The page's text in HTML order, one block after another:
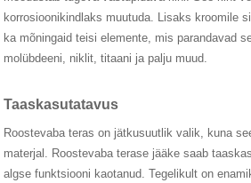
korrosioonikindlaks muutuda. Lisaks kroomile
ka mõningaid teisi elemente, mis parandavad
molübdeeni, niklit, titaani ja palju muud.
Taaskasutatavus
Roostevaba teras on jätkusuutlik valik, kuna
materjal. Roostevaba terase jääke saab
algse funktsiooni kaotanud. Tegelikult on